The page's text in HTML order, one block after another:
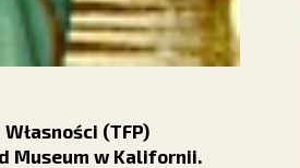
(TFP)
Museum w Kalifornii.